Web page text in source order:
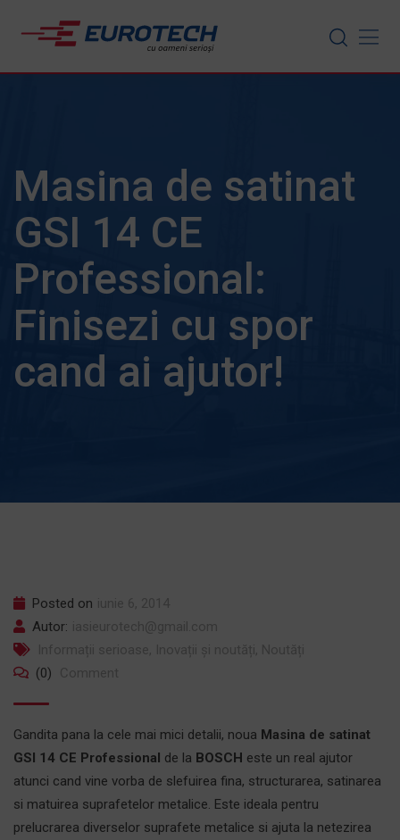
Masina de satinat
GSI 14 CE
Professional:
Finisezi cu spor
cand ai ajutor!
Posted on
Autor:
(0)
Gandita pana la cele mai mici detalii, noua Masina de satinat
GSI 14 CE Professional de la BOSCH este un real ajutor
atunci cand vine vorba de slefuirea fina, structurarea, satinarea
si matuirea suprafetelor metalice. Este ideala pentru
prelucrarea diverselor suprafete metalice si ajuta la netezirea